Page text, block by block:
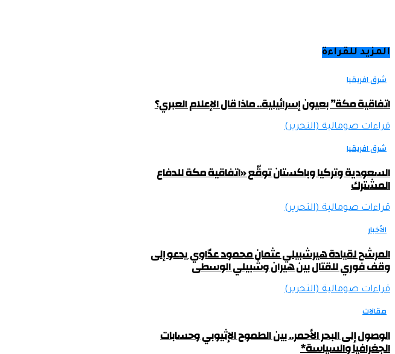
المزيد للقراءة
شرق افريقيا
اتفاقية مكة” بعيون إسرائيلية.. ماذا قال الإعلام العبري؟
قراءات صومالية (التحرير)
شرق افريقيا
السعودية وتركيا وباكستان توقّع «اتفاقية مكة للدفاع
المشترك
قراءات صومالية (التحرير)
الأخبار
المرشح لقيادة هيرشبيلي عثمان محمود عدّاوي يدعو إلى
وقف فوري للقتال بين هيران وشبيلي الوسطى
قراءات صومالية (التحرير)
مقالات
الوصول إلى البحر الأحمر.. بين الطموح الإثيوبي وحسابات
الجغرافيا والسياسة*